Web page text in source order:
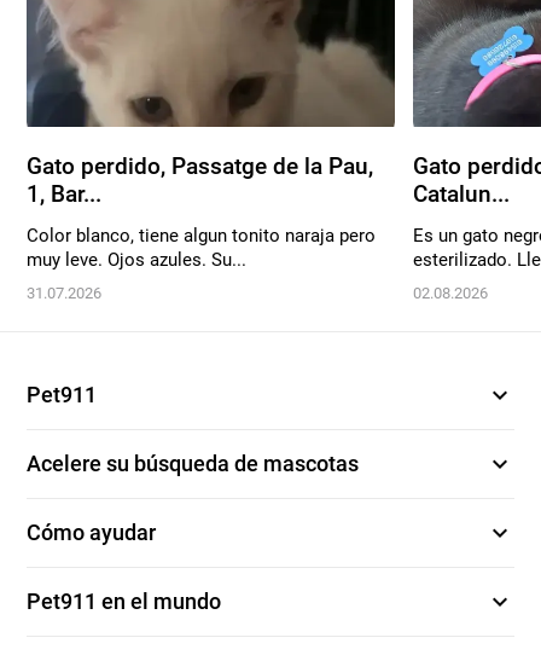
Gato perdido, Passatge de la Pau,
1, Bar...
Color blanco, tiene algun tonito naraja pero
muy leve. Ojos azules. Su...
31.07.2026
Gato
Catalun...
Es un gato
esterilizado.
02.08.2026
Pet911 expand_more
Acelere su búsqueda de mascotas expand_more
Cómo ayudar expand_more
Pet911 en el mundo expand_more